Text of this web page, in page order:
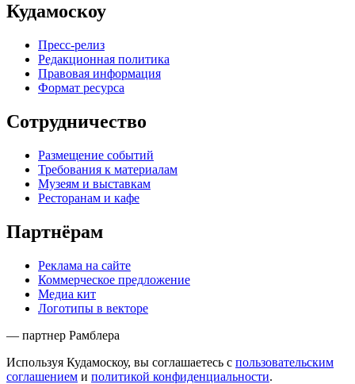
Кудамоскоу
Пресс-релиз
Редакционная политика
Правовая информация
Формат ресурса
Сотрудничество
Размещение событий
Требования к материалам
Музеям и выставкам
Ресторанам и кафе
Партнёрам
Реклама на сайте
Коммерческое предложение
Медиа кит
Логотипы в векторе
— партнер Рамблера
Используя Кудамоскоу, вы соглашаетесь с пользовательским
соглашением и политикой конфиденциальности.